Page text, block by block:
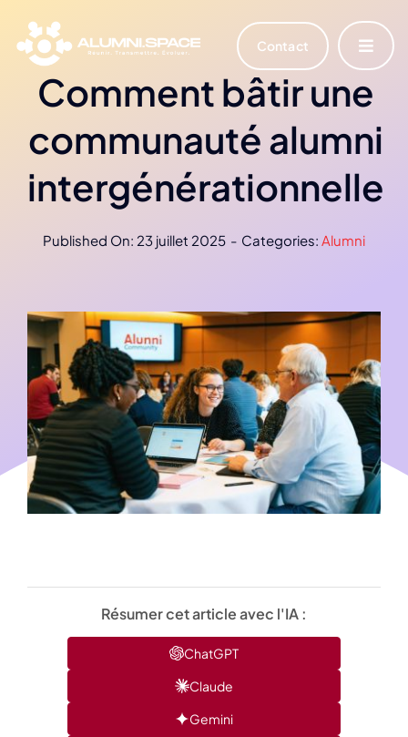
content
Contact
Toggle
Accueil
Vous êtes ?
Français
Comment bâtir une
communauté alumni
intergénérationnelle
Published On: 23 juillet 2025 - Categories: Alumni
Résumer cet article avec l'IA :
ChatGPT
Claude
Gemini